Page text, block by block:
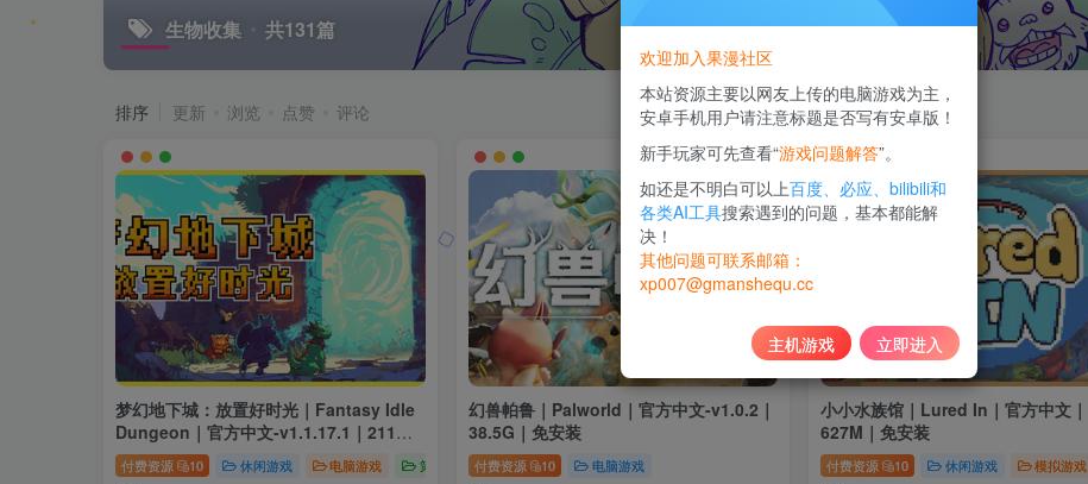
生物收集 共131篇
排序 更新 浏览 点赞 评论
梦幻地下城：放置好时光｜Fantasy Idle
Dungeon｜官方中文-v1.1.17.1｜211M
｜免安装
付费资源 10 休闲游戏 电脑游戏 策略游戏
幻兽帕鲁｜Palworld｜官方中文-v1.0.2｜
38.5G｜免安装
付费资源 10 电脑游戏
小小水族馆｜Lured In｜官方中文｜
627M｜免安装
付费资源 10 休闲游戏 模拟游戏
欢迎加入果漫社区
本站资源主要以网友上传的电脑游戏为主，
安卓手机用户请注意标题是否写有安卓版！
新手玩家可先查看“游戏问题解答”。
如还是不明白可以上百度、必应、bilibili和
各类AI工具搜索遇到的问题，基本都能解
决！
其他问题可联系邮箱：
xp007@gmanshequ.cc
主机游戏 立即进入